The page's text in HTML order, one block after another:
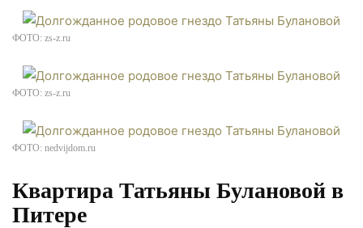
ФОТО: zs-z.ru
ФОТО: zs-z.ru
ФОТО: nedvijdom.ru
Квартира Татьяны Булановой в
Питере